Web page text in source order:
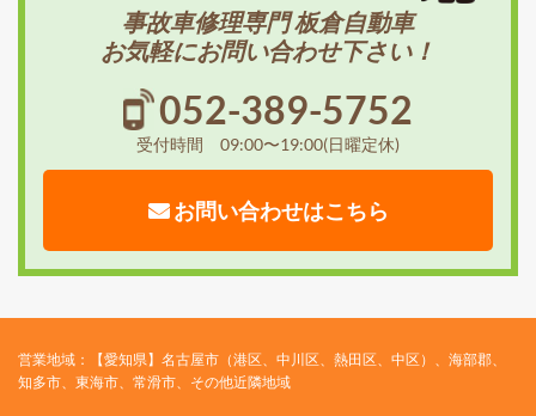
事故車修理専門 板倉自動車
お気軽にお問い合わせ下さい！
052-389-5752
受付時間 09:00〜19:00(日曜定休)
お問い合わせはこちら
営業地域：【愛知県】名古屋市（港区、中川区、熱田区、中区）、海部郡、
知多市、東海市、常滑市、その他近隣地域